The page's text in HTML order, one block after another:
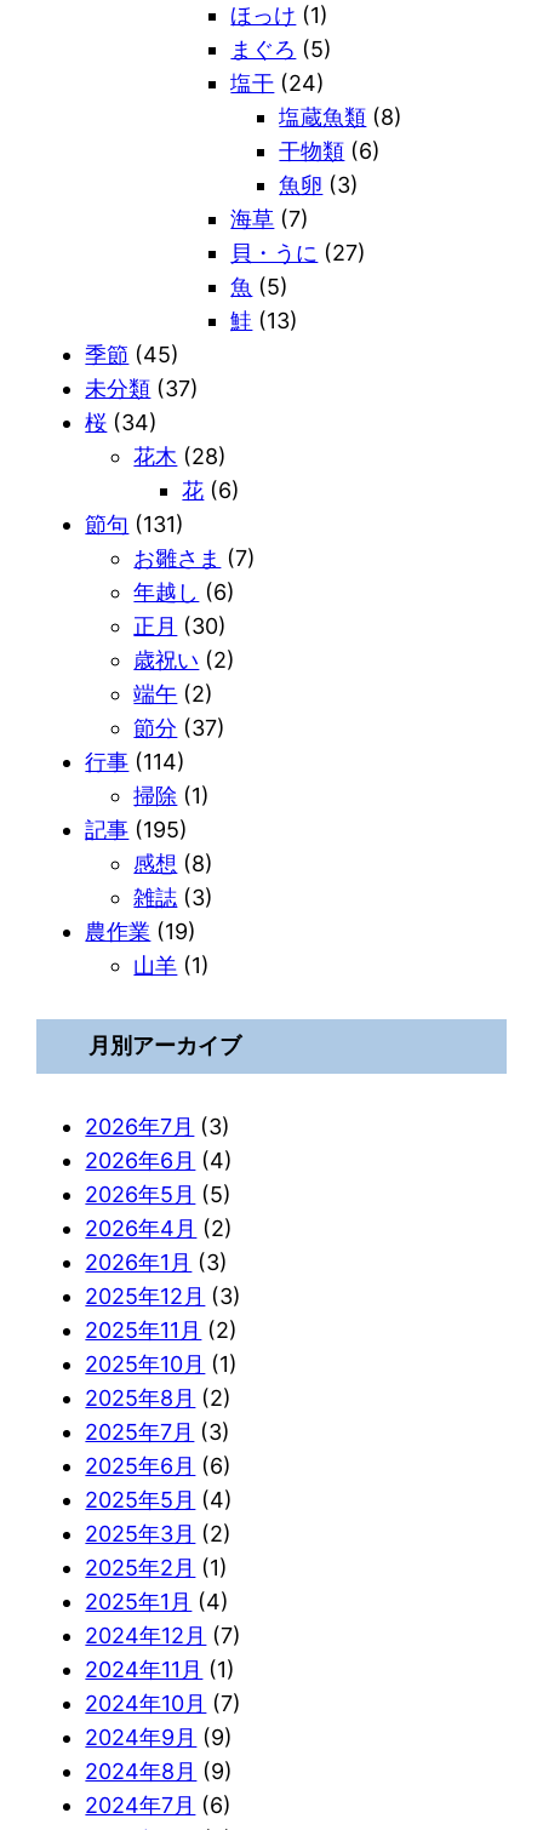
ほっけ (1)
まぐろ (5)
塩干 (24)
塩蔵魚類 (8)
干物類 (6)
魚卵 (3)
海草 (7)
貝・うに (27)
魚 (5)
鮭 (13)
季節 (45)
未分類 (37)
桜 (34)
花木 (28)
花 (6)
節句 (131)
お雛さま (7)
年越し (6)
正月 (30)
歳祝い (2)
端午 (2)
節分 (37)
行事 (114)
掃除 (1)
記事 (195)
感想 (8)
雑誌 (3)
農作業 (19)
山羊 (1)
月別アーカイブ
2026年7月 (3)
2026年6月 (4)
2026年5月 (5)
2026年4月 (2)
2026年1月 (3)
2025年12月 (3)
2025年11月 (2)
2025年10月 (1)
2025年8月 (2)
2025年7月 (3)
2025年6月 (6)
2025年5月 (4)
2025年3月 (2)
2025年2月 (1)
2025年1月 (4)
2024年12月 (7)
2024年11月 (1)
2024年10月 (7)
2024年9月 (9)
2024年8月 (9)
2024年7月 (6)